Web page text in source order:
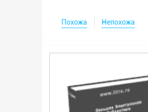
Похожа Непохожа